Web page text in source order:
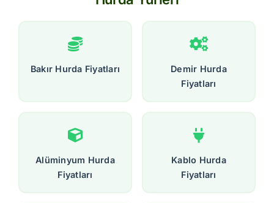
Bakır Hurda Fiyatları
Demir Hurda
Fiyatları
Alüminyum Hurda
Fiyatları
Kablo Hurda
Fiyatları